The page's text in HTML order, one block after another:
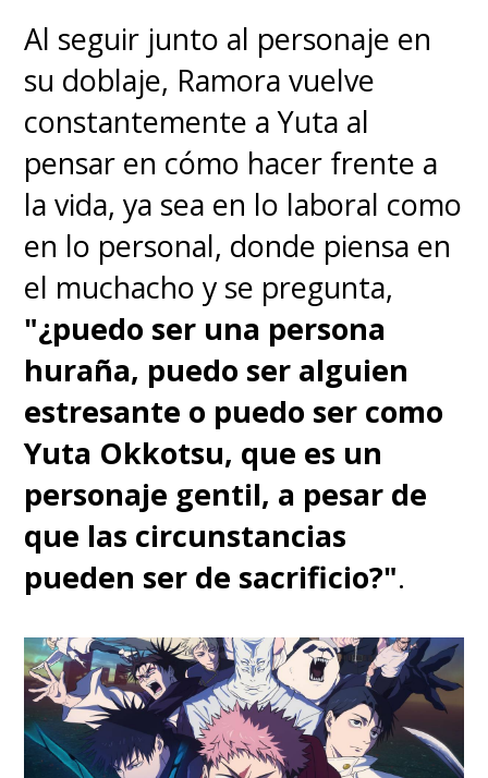
Al seguir junto al personaje en
su doblaje, Ramora vuelve
constantemente a Yuta al
pensar en cómo hacer frente a
la vida, ya sea en lo laboral como
en lo personal, donde piensa en
el muchacho y se pregunta,
"¿puedo ser una persona
huraña, puedo ser alguien
estresante o puedo ser como
Yuta Okkotsu, que es un
personaje gentil, a pesar de
que las circunstancias
pueden ser de sacrificio?".